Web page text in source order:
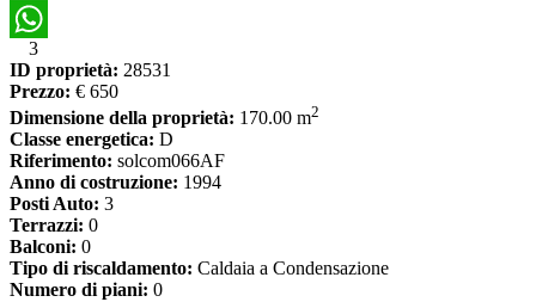
Email
WhatsApp
3
ID proprietà: 28531
Prezzo: € 650
Dimensione della proprietà: 170.00 m2
Classe energetica: D
Riferimento: solcom066AF
Anno di costruzione: 1994
Posti Auto: 3
Terrazzi: 0
Balconi: 0
Tipo di riscaldamento: Caldaia a Condensazione
Numero di piani: 0